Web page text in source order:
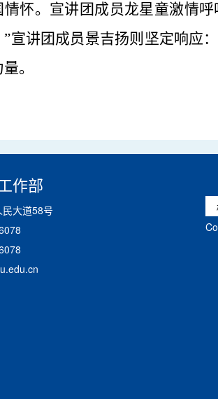
情怀。 宣讲团成员龙星童激情呼
”宣讲团成员 景吉扬则坚定响应：
量。
作部
大道58号